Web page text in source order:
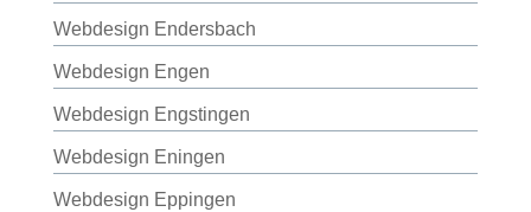
Webdesign Endersbach
Webdesign Engen
Webdesign Engstingen
Webdesign Eningen
Webdesign Eppingen